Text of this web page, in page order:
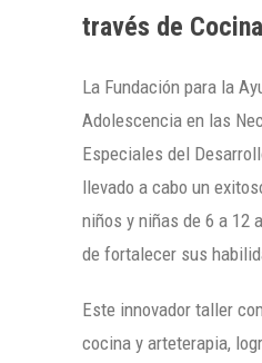
través de
La Fundación para la
Adolescencia en las
Especiales del
llevado a cabo un
niños y niñas de 6 a 12
de fortalecer sus
Este innovador taller
cocina y arteterapia,